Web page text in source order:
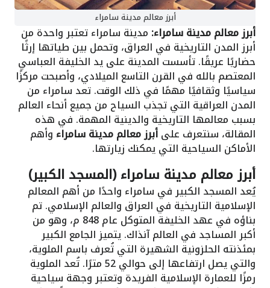
أبرز معالم مدينة سامراء
أبرز معالم مدينة سامراء: مدينة سامراء تعتبر واحدة من
أبرز المدن التاريخية في العراق، وتحمل بين طياتها إرثًا
حضاريًا عريقًا. تأسست المدينة على يد الخليفة العباسي
المعتصم بالله في القرن التاسع الميلادي، وأصبحت مركزًا
سياسيًا وثقافيًا مهمًا في ذلك الوقت. تعد سامراء من
المدن العراقية التي تجذب السياح من جميع أنحاء العالم
بسبب معالمها التاريخية والدينية المهمة. في هذه
المقالة، سنتعرف علىأبرز معالم مدينة سامراء وأهم
الأماكن السياحية التي يمكنك زيارتها.
أبرز معالم مدينة سامراء (المسجد الكبير)
يُعد المسجد الكبير في سامراء واحدًا من أهم المعالم
الإسلامية التاريخية في العراق والعالم الإسلامي. تم
بناؤه في عهد الخليفة المتوكل عام 848 م، وهو من
أكبر المساجد في العالم آنذاك. يتميز الجامع الكبير
بمئذنته الحلزونية الشهيرة التي تُعرف باسم الملوية،
والتي يصل ارتفاعها إلى حوالي 52 مترًا. تُعد الملوية
رمزًا للعمارة الإسلامية الفريدة وتعتبر وجهة سياحية